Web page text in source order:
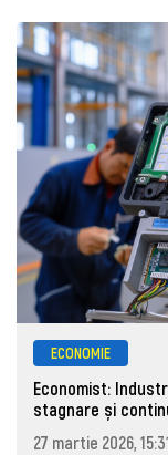
ECONOMIE
Economist:
stagnare și
27 martie 2026,